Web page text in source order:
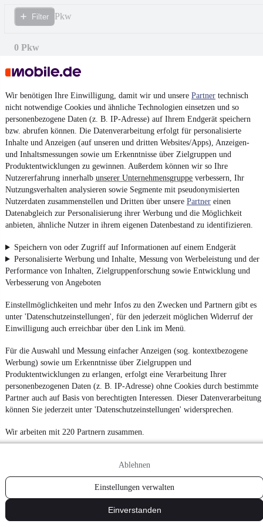
Wir benötigen Ihre Einwilligung, damit wir und unsere Partner technisch
nicht notwendige Cookies und ähnliche Technologien einsetzen und so
personenbezogene Daten (z. B. IP-Adresse) auf Ihrem Endgerät speichern
bzw. abrufen können. Die Datenverarbeitung erfolgt für personalisierte
Inhalte und Anzeigen (auf unseren und dritten Websites/Apps), Anzeigen-
und Inhaltsmessungen sowie um Erkenntnisse über Zielgruppen und
Produktentwicklungen zu gewinnen. Außerdem können wir so Ihre
Nutzererfahrung innerhalb unserer Unternehmensgruppe verbessern, Ihr
Nutzungsverhalten analysieren sowie Segmente mit pseudonymisierten
Nutzerdaten zusammenstellen und Dritten über unsere Partner einen
Datenabgleich zur Personalisierung ihrer Werbung und die Möglichkeit
anbieten, ähnliche Nutzer in ihrem eigenen Datenbestand zu identifizieren.
Speichern von oder Zugriff auf Informationen auf einem Endgerät
Personalisierte Werbung und Inhalte, Messung von Werbeleistung und der
Performance von Inhalten, Zielgruppenforschung sowie Entwicklung und
Verbesserung von Angeboten
Einstellmöglichkeiten und mehr Infos zu den Zwecken und Partnern gibt es
unter 'Datenschutzeinstellungen', für den jederzeit möglichen Widerruf der
Einwilligung auch erreichbar über den Link im Menü.
Für die Auswahl und Messung einfacher Anzeigen (sog. kontextbezogene
Werbung) sowie um Erkenntnisse über Zielgruppen und
Produktentwicklungen zu erlangen, erfolgt eine Verarbeitung Ihrer
personenbezogenen Daten (z. B. IP-Adresse) ohne Cookies durch bestimmte
Partner auch auf Basis von berechtigten Interessen. Dieser Datenverarbeitung
können Sie jederzeit unter 'Datenschutzeinstellungen' widersprechen.
Wir arbeiten mit 220 Partnern zusammen.
Ablehnen
Einstellungen verwalten
Einverstanden
Filter Pkw
0 Pkw
¹MwSt. ausweisbar